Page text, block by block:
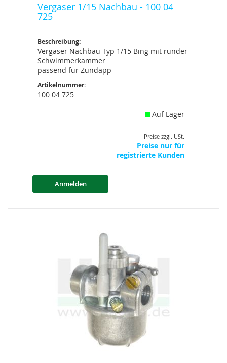
Vergaser 1/15 Nachbau - 100 04
725
Beschreibung:
Vergaser Nachbau Typ 1/15 Bing mit runder
Schwimmerkammer
passend für Zündapp
Artikelnummer:
100 04 725
Auf Lager
Preise zzgl. USt.
Preise nur für
registrierte Kunden
Anmelden